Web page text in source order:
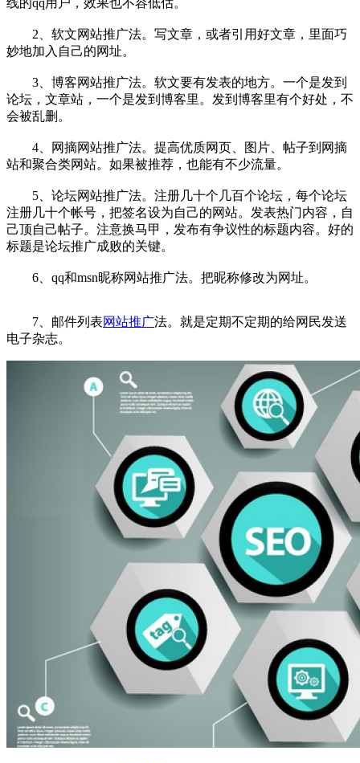
2、软文网站推广法。写文章，或者引用好文章，里面巧
妙地加入自己的网址。
3、博客网站推广法。软文要有发表的地方。一个是发到
论坛，文章站，一个是发到博客里。发到博客里有个好处，不
会被乱删。
4、网摘网站推广法。提高优质网页、图片、帖子到网摘
站和聚合类网站。如果被推荐，也能有不少流量。
5、论坛网站推广法。注册几十个几百个论坛，每个论坛
注册几十个帐号，把签名设为自己的网站。发表热门内容，自
己顶自己帖子。注意换马甲，发布有争议性的标题内容。好的
标题是论坛推广成败的关键。
6、qq和msn昵称网站推广法。把昵称修改为网址。
7、邮件列表网站推广法。就是定期不定期的给网民发送
电子杂志。